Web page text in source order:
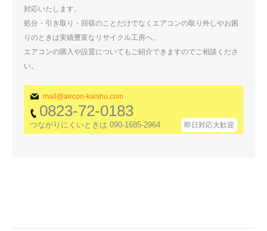
対応いたします。
処分・引き取り・回収のことだけでなくエアコンの取り外しやお困
りのときは実績豊富なリサイクル工房へ。
エアコンの購入や設置についてもご紹介できますのでご相談くださ
い。
mail@aircon-kaishu.com
0823-72-0183
つながりにくいときは 090-1685-2964 即日対応大歓迎